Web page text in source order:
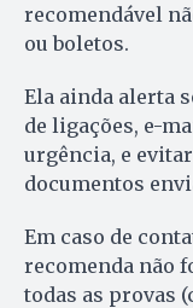
recomendável
ou boletos.
Ela ainda alerta
de ligações, e-
urgência, e
documentos
Em caso de
recomenda não
todas as provas